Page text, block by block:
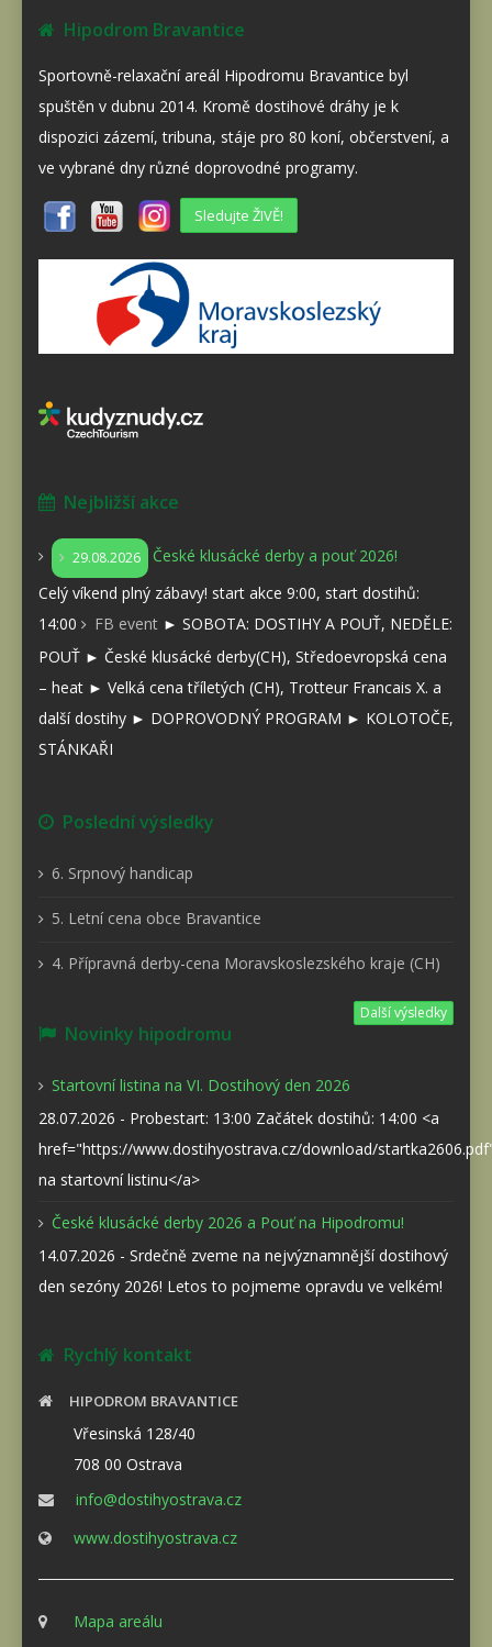
Hipodrom Bravantice
Sportovně-relaxační areál Hipodromu Bravantice byl
spuštěn v dubnu 2014. Kromě dostihové dráhy je k
dispozici zázemí, tribuna, stáje pro 80 koní, občerstvení, a
ve vybrané dny různé doprovodné programy.
Sledujte ŽIVĚ!
Nejbližší akce
29.08.2026
České klusácké derby a pouť 2026!
Celý víkend plný zábavy! start akce 9:00, start dostihů:
14:00
FB event ► SOBOTA: DOSTIHY A POUŤ, NEDĚLE:
POUŤ ► České klusácké derby(CH), Středoevropská cena
– heat ► Velká cena tříletých (CH), Trotteur Francais X. a
další dostihy ► DOPROVODNÝ PROGRAM ► KOLOTOČE,
STÁNKAŘI
Poslední výsledky
6. Srpnový handicap
5. Letní cena obce Bravantice
4. Přípravná derby-cena Moravskoslezského kraje (CH)
Další výsledky
Novinky hipodromu
Startovní listina na VI. Dostihový den 2026
28.07.2026 - Probestart: 13:00 Začátek dostihů: 14:00 <a
href="https://www.dostihyostrava.cz/download/
na startovní listinu</a>
České klusácké derby 2026 a Pouť na Hipodromu!
14.07.2026 - Srdečně zveme na nejvýznamnější dostihový
den sezóny 2026! Letos to pojmeme opravdu ve velkém!
Rychlý kontakt
HIPODROM BRAVANTICE
Vřesinská 128/40
708 00 Ostrava
info@dostihyostrava.cz
www.dostihyostrava.cz
Mapa areálu